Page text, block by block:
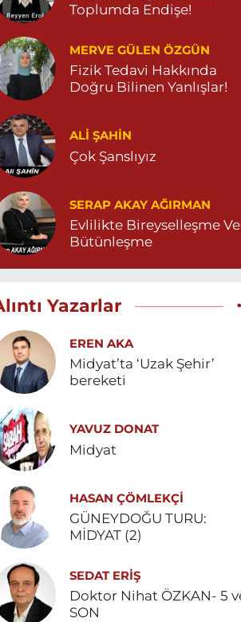
Toplumda Endişe!
MERVE GÜLEN ÖZGÜN
Fizik Tedavi Hakkında
Doğru Bilinen Yanlışlar!
ALI ŞAHİN
Çok Şanslıyız
SERAP AKAY AĞIRMAN
Evlilikte Bireyselleşme Ve
Bütünleşme
Yazarlar
EREN AKA
Midyat’ta ‘Uzak Şehir’
bereketi
YAVUZ DONAT
Midyat
HASAN ÇÖMLEKÇİ
GÜNEYDOĞU TURU:
MİDYAT (2)
SEDAT ERİŞ
Doktor Nihat ÖZKAN- 5 ve
SON